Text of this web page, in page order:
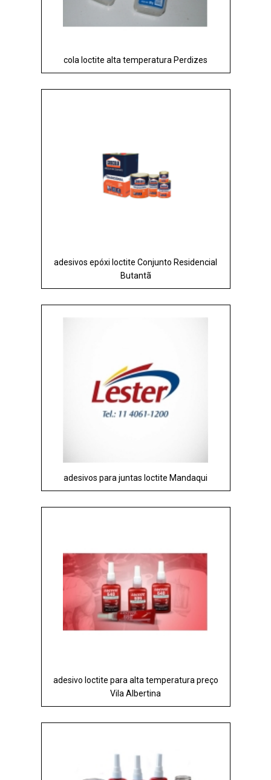
cola loctite alta temperatura Perdizes
adesivos epóxi loctite Conjunto Residencial
Butantã
adesivos para juntas loctite Mandaqui
adesivo loctite para alta temperatura preço
Vila Albertina